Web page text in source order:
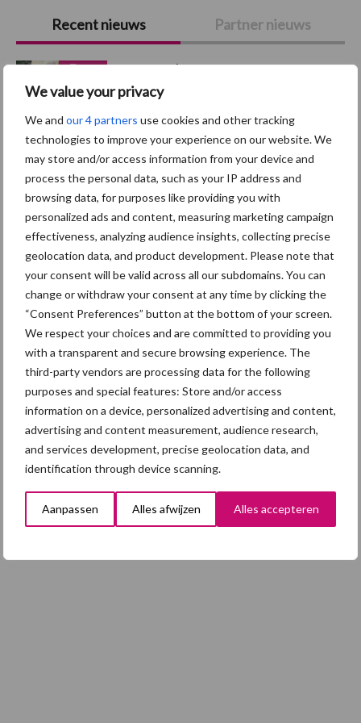
We value your privacy
We and our 4 partners use cookies and other tracking
technologies to improve your experience on our website. We
may store and/or access information from your device and
process the personal data, such as your IP address and
browsing data, for purposes like providing you with
personalized ads and content, measuring marketing campaign
effectiveness, analyzing audience insights, collecting precise
geolocation data, and product development. Please note that
your consent will be valid across all our subdomains. You can
change or withdraw your consent at any time by clicking the
“Consent Preferences” button at the bottom of your screen.
We respect your choices and are committed to providing you
with a transparent and secure browsing experience. The
third-party vendors are processing data for the following
purposes and special features: Store and/or access
information on a device, personalized advertising and content,
advertising and content measurement, audience research,
and services development, precise geolocation data, and
identification through device scanning.
Aanpassen Alles afwijzen Alles accepteren
Primaire
Sidebar
Recent nieuws Partner nieuws
7 aug
Britse varkenssector vreest
afzetcrisis in het najaar
7 aug
Hittestress: wat gebeurt er en hoe
kunnen we het voorkomen?
5 aug
“Vraag naar praktische
hygieneoplossingen is in Polen
groter dan ooit”
Eliminatieprotocol voor
Mycoplasma hyopneumoniae
4 aug
AVP in Finland onderstreept dat
alertheid belangrijk is, zeker nu